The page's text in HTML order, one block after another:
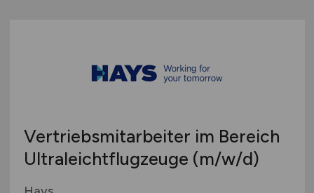
Vertriebsmitarbeiter im Bereich
Ultraleichtflugzeuge (m/w/d)